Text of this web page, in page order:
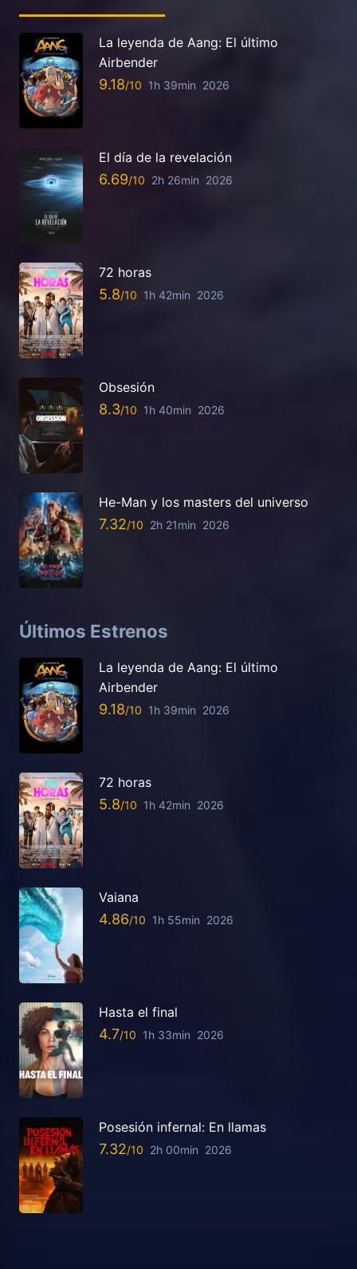
La leyenda de Aang: El último
Airbender
9.18 1h 39min 2026
El día de la revelación
6.69 2h 26min 2026
72 horas
5.8 1h 42min 2026
Obsesión
8.3 1h 40min 2026
He-Man y los masters del universo
7.32 2h 21min 2026
Últimos Estrenos
La leyenda de Aang: El último
Airbender
9.18 1h 39min 2026
72 horas
5.8 1h 42min 2026
Vaiana
4.86 1h 55min 2026
Hasta el final
4.7 1h 33min 2026
Posesión infernal: En llamas
7.32 2h 00min 2026